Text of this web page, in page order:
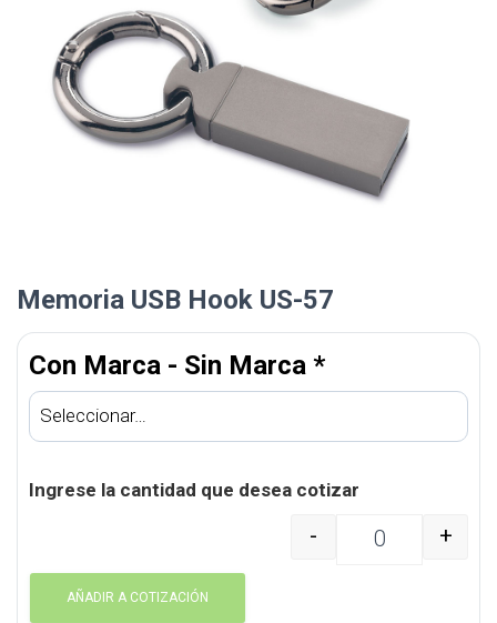
Memoria USB Hook US-57
Con Marca - Sin Marca *
Ingrese la cantidad que desea cotizar
Memoria USB Hook
- +
AÑADIR A COTIZACIÓN